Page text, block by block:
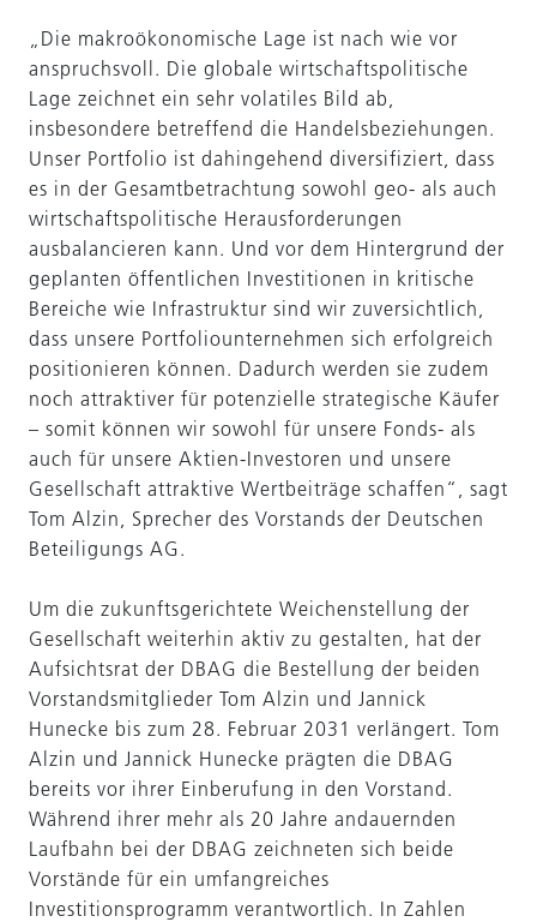
„Die makroökonomische Lage ist nach wie vor
anspruchsvoll. Die globale wirtschaftspolitische
Lage zeichnet ein sehr volatiles Bild ab,
insbesondere betreffend die Handelsbeziehungen.
Unser Portfolio ist dahingehend diversifiziert, dass
es in der Gesamtbetrachtung sowohl geo- als auch
wirtschaftspolitische Herausforderungen
ausbalancieren kann. Und vor dem Hintergrund der
geplanten öffentlichen Investitionen in kritische
Bereiche wie Infrastruktur sind wir zuversichtlich,
dass unsere Portfoliounternehmen sich erfolgreich
positionieren können. Dadurch werden sie zudem
noch attraktiver für potenzielle strategische Käufer
– somit können wir sowohl für unsere Fonds- als
auch für unsere Aktien-Investoren und unsere
Gesellschaft attraktive Wertbeiträge schaffen“, sagt
Tom Alzin, Sprecher des Vorstands der Deutschen
Beteiligungs AG.
Um die zukunftsgerichtete Weichenstellung der
Gesellschaft weiterhin aktiv zu gestalten, hat der
Aufsichtsrat der DBAG die Bestellung der beiden
Vorstandsmitglieder Tom Alzin und Jannick
Hunecke bis zum 28. Februar 2031 verlängert. Tom
Alzin und Jannick Hunecke prägten die DBAG
bereits vor ihrer Einberufung in den Vorstand.
Während ihrer mehr als 20 Jahre andauernden
Laufbahn bei der DBAG zeichneten sich beide
Vorstände für ein umfangreiches
Investitionsprogramm verantwortlich. In Zahlen